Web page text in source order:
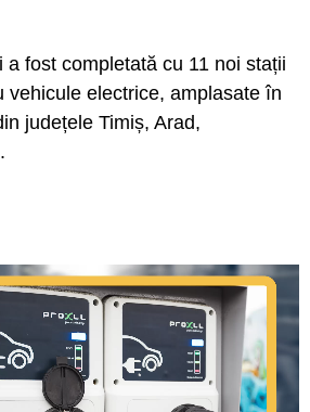
a fost completată cu 11 noi stații
vehicule electrice, amplasate în
județele Timiș, Arad,